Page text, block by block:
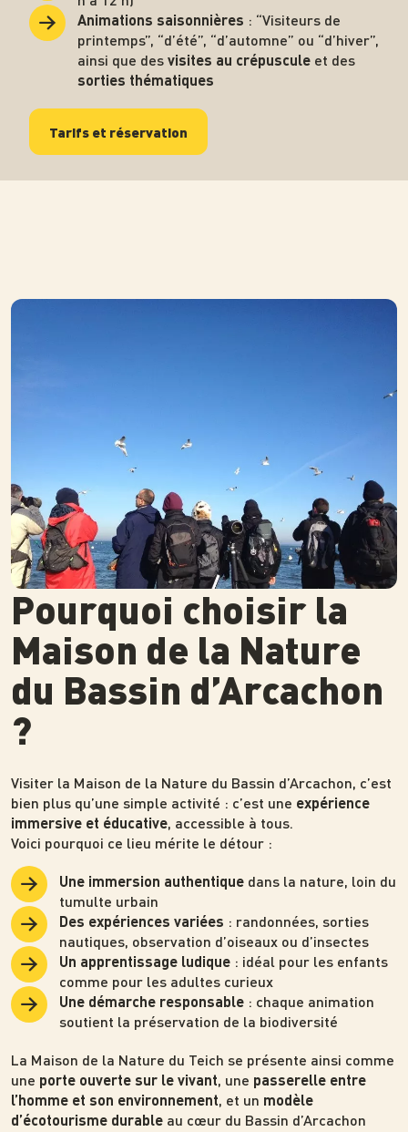
Animations saisonnières : “Visiteurs de
printemps”, “d’été”, “d’automne” ou “d’hiver”,
ainsi que des visites au crépusculeet des
sorties thématiques
Tarifs et réservation
Photo
Pourquoi choisir la
Maison de la Nature
du Bassin d’Arcachon
?
Visiter la Maison de la Nature du Bassin d’Arcachon, c’est
bien plus qu’une simple activité : c’est une expérience
immersive et éducative, accessible à tous.
Voici pourquoi ce lieu mérite le détour :
Une immersion authentiquedans la nature, loin du
tumulte urbain
Des expériences variées : randonnées, sorties
nautiques, observation d’oiseaux ou d’insectes
Un apprentissage ludique: idéal pour les enfants
comme pour les adultes curieux
Une démarche responsable: chaque animation
soutient la préservation de la biodiversité
La Maison de la Nature du Teich se présente ainsi comme
une porte ouverte sur le vivant, une passerelle entre
l’homme et son environnement, et un modèle
d’écotourisme durable au cœur du Bassin d’Arcachon